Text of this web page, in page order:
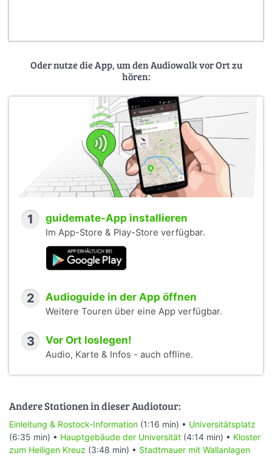
Oder nutze die App, um den Audiowalk vor Ort zu
hören:
1 guidemate-App installieren
Im App-Store & Play-Store verfügbar.
2 Audioguide in der App öffnen
Weitere Touren über eine App verfügbar.
3 Vor Ort loslegen!
Audio, Karte & Infos - auch offline.
Andere Stationen in dieser Audiotour:
Einleitung & Rostock-Information (1:16 min) • Universitätsplatz
(6:35 min) • Hauptgebäude der Universität (4:14 min) • Kloster
zum Heiligen Kreuz (3:48 min) • Stadtmauer mit Wallanlagen